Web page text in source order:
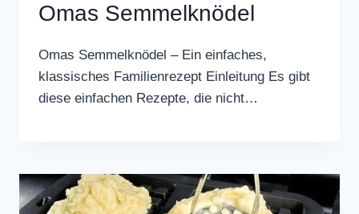
Omas Semmelknödel
Omas Semmelknödel – Ein einfaches,
klassisches Familienrezept Einleitung Es gibt
diese einfachen Rezepte, die nicht…